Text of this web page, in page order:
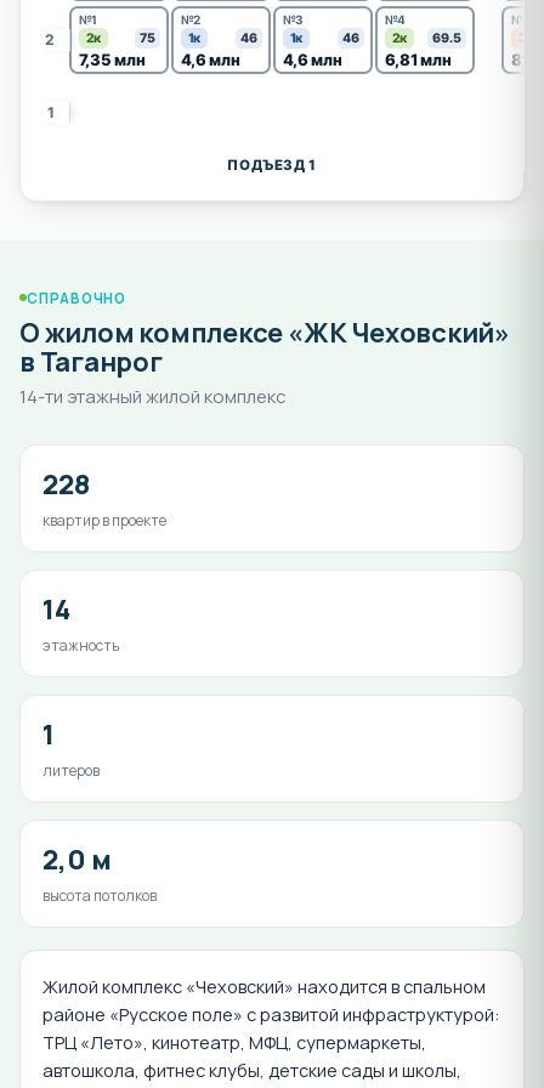
2
№1
2к 75
7,35 млн
№2
1к 46
4,6 млн
№3
1к 46
4,6 млн
№4
2к 69.5
6,81 млн
№53
3к
8,6
1
ПОДЪЕЗД 1
СПРАВОЧНО
О жилом комплексе «ЖК Чеховский»
в Таганрог
14-ти этажный жилой комплекс
228
квартир в проекте
14
этажность
1
литеров
2,0 м
высота потолков
Жилой комплекс «Чеховский» находится в спальном
районе «Русское поле» с развитой инфраструктурой:
ТРЦ «Лето», кинотеатр, МФЦ, супермаркеты,
автошкола, фитнес клубы, детские сады и школы,